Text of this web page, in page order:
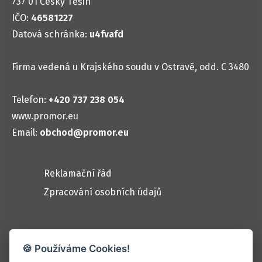
Lišty DIN, napájecí, nulové
Svorkovnice PE,připoj.prvky
Svodiče přepětí
Jističe
Proudové chrániče i s jističi
Stykače
Tlačítka a ovladače M22
Konzoly a vybavení stožárů
Kabely CYKY, CYKYLo
IČO: 46581227
Datová schránka: u4fvafd
Firma vedená u Krajského soudu v Ostravě, odd. C 3480
Telefon: +420 737 238 054
www.promor.eu
Email: obchod@promor.eu
Reklamační řád
Zpracování osobních údajů
Rychlá navigace
🍪 Používáme Cookies!